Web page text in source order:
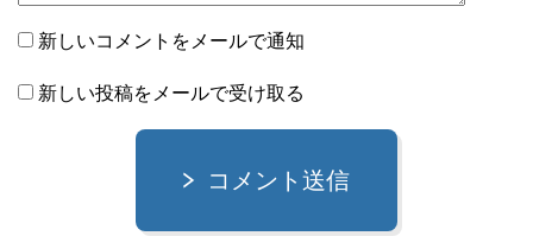
新しいコメントをメールで通知
新しい投稿をメールで受け取る
コメント送信